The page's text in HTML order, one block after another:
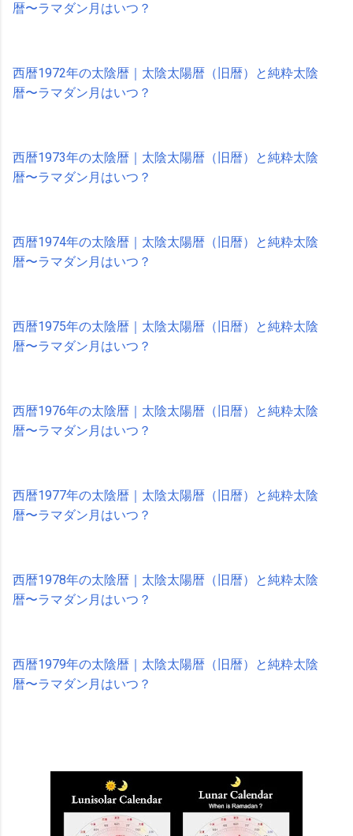
暦〜ラマダン月はいつ？
西暦1972年の太陰暦｜太陰太陽暦（旧暦）と純粋太陰
暦〜ラマダン月はいつ？
西暦1973年の太陰暦｜太陰太陽暦（旧暦）と純粋太陰
暦〜ラマダン月はいつ？
西暦1974年の太陰暦｜太陰太陽暦（旧暦）と純粋太陰
暦〜ラマダン月はいつ？
西暦1975年の太陰暦｜太陰太陽暦（旧暦）と純粋太陰
暦〜ラマダン月はいつ？
西暦1976年の太陰暦｜太陰太陽暦（旧暦）と純粋太陰
暦〜ラマダン月はいつ？
西暦1977年の太陰暦｜太陰太陽暦（旧暦）と純粋太陰
暦〜ラマダン月はいつ？
西暦1978年の太陰暦｜太陰太陽暦（旧暦）と純粋太陰
暦〜ラマダン月はいつ？
西暦1979年の太陰暦｜太陰太陽暦（旧暦）と純粋太陰
暦〜ラマダン月はいつ？